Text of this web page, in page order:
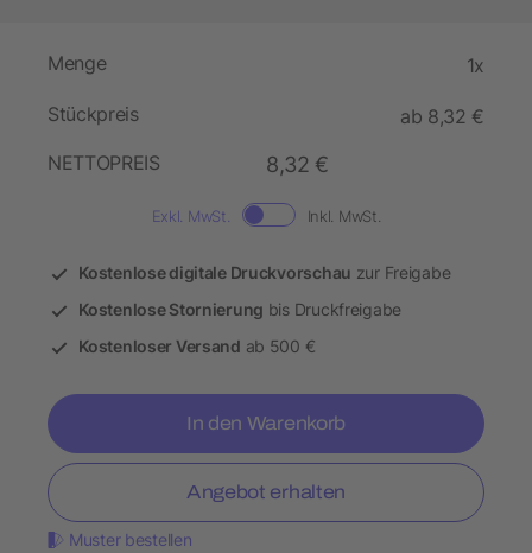
Menge 1x
Stückpreis
ab 8,32 €
NETTOPREIS
8,32 €
Exkl. MwSt. Inkl. MwSt.
Kostenlose digitale Druckvorschau zur Freigabe
Kostenlose Stornierung bis Druckfreigabe
Kostenloser Versand ab 500 €
In den Warenkorb
Angebot erhalten
Muster bestellen